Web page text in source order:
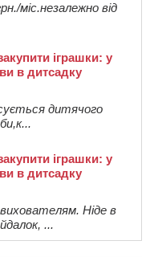
міс.незалежно від
іграшки: у
в дитсадку
дитячого
іграшки: у
в дитсадку
Ніде в
...